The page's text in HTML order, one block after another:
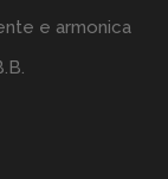
e armonica